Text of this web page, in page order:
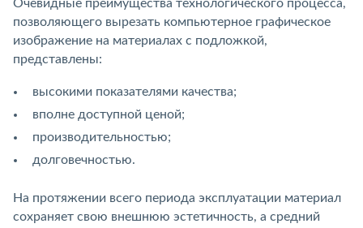
Очевидные преимущества технологического процесса,
позволяющего вырезать компьютерное графическое
изображение на материалах с подложкой,
представлены:
высокими показателями качества;
вполне доступной ценой;
производительностью;
долговечностью.
На протяжении всего периода эксплуатации материал
сохраняет свою внешнюю эстетичность, а средний